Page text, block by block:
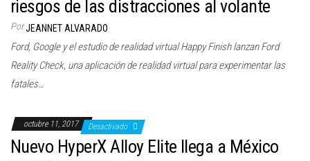
riesgos de las distracciones al volante
PorJEANNET ALVARADO
Ford, Google y el estudio de realidad virtual Happy Finish lanzan Ford
Reality Check, una aplicación de realidad virtual para experimentar las
fatales…
octubre 11, 2017 Desactivado
Nuevo HyperX Alloy Elite llega a México